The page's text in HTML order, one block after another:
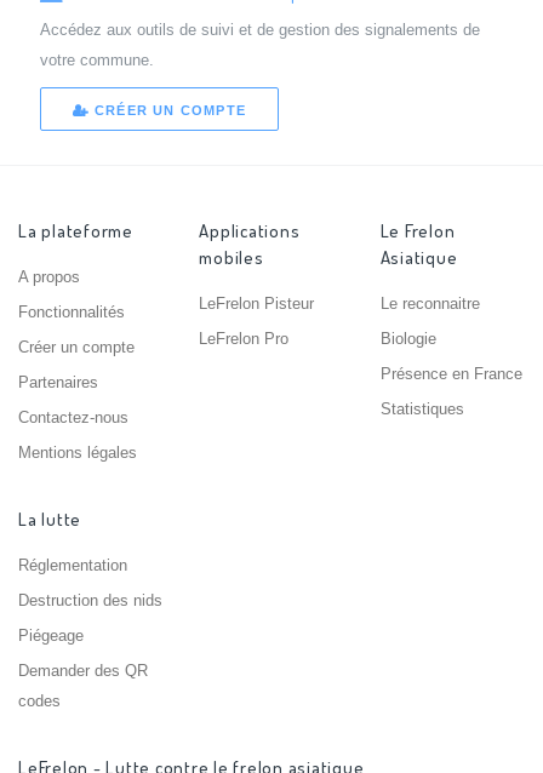
Accédez aux outils de suivi et de gestion des signalements de
votre commune.
CRÉER UN COMPTE
La plateforme
A propos
Fonctionnalités
Créer un compte
Partenaires
Contactez-nous
Mentions légales
Applications
mobiles
LeFrelon Pisteur
LeFrelon Pro
Le Frelon
Asiatique
Le reconnaitre
Biologie
Présence en France
Statistiques
La lutte
Réglementation
Destruction des nids
Piégeage
Demander des QR
codes
LeFrelon - Lutte contre le frelon asiatique